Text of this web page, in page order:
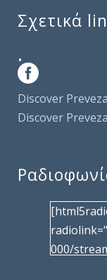
Σχετικά
.
Discover Preveza
Discover
000/